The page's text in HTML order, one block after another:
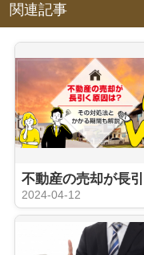
関連記事
2024-04-12